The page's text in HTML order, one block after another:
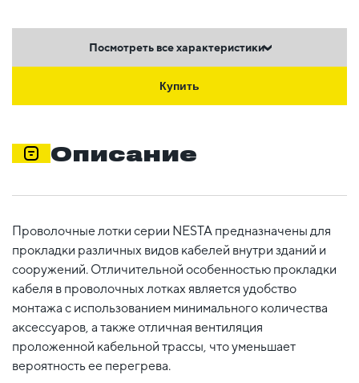
Посмотреть все характеристики
Купить
Описание
Проволочные лотки серии NESTA предназначены для
прокладки различных видов кабелей внутри зданий и
сооружений. Отличительной особенностью прокладки
кабеля в проволочных лотках является удобство
монтажа с использованием минимального количества
аксессуаров, а также отличная вентиляция
проложенной кабельной трассы, что уменьшает
вероятность ее перегрева.